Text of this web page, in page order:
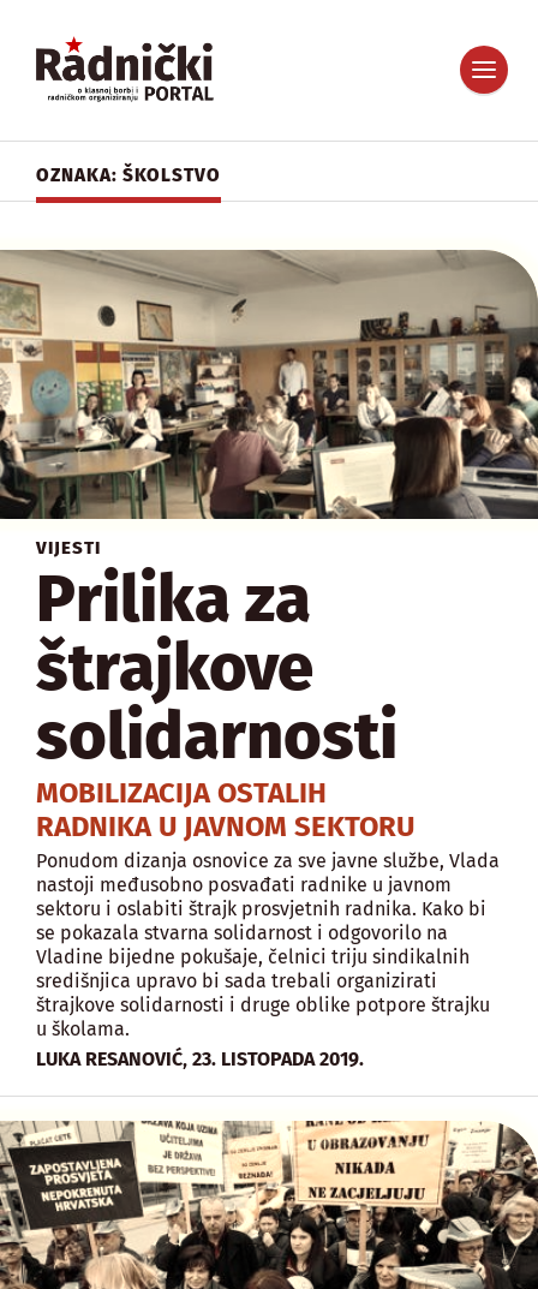
OZNAKA: ŠKOLSTVO
VIJESTI
Prilika za
štrajkove
solidarnosti
MOBILIZACIJA OSTALIH
RADNIKA U JAVNOM SEKTORU
Ponudom dizanja osnovice za sve javne službe, Vlada
nastoji međusobno posvađati radnike u javnom
sektoru i oslabiti štrajk prosvjetnih radnika. Kako bi
se pokazala stvarna solidarnost i odgovorilo na
Vladine bijedne pokušaje, čelnici triju sindikalnih
središnjica upravo bi sada trebali organizirati
štrajkove solidarnosti i druge oblike potpore štrajku
u školama.
LUKA RESANOVIĆ, 23. LISTOPADA 2019.